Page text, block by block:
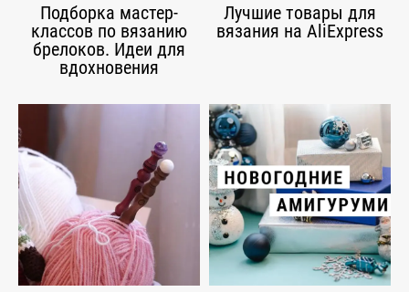
Подборка мастер-
классов по вязанию
брелоков. Идеи для
вдохновения
Лучшие товары для
вязания на AliExpress